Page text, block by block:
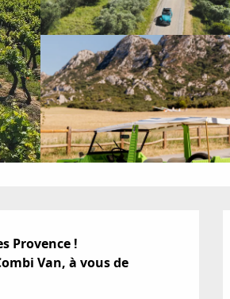
Provence !
Van, à vous de